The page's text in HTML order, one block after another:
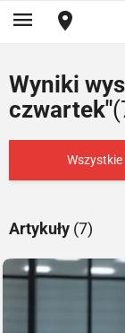
Wyniki
czwartek"
Wszystkie
Artykuły (7)